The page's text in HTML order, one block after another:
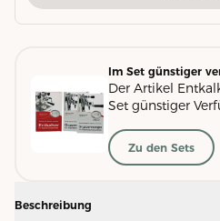
Im Set günstiger
Der Artikel
Set günstiger
Zu den Sets
Beschreibung